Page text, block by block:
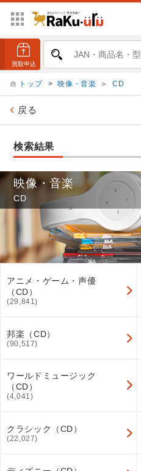
トップ > 映像・音楽 ＞ CD
戻る
検索結果
映像・音楽
CD
アニメ・ゲーム・声優
（CD）
(29,841)
邦楽（CD）
(90,517)
ワールドミュージック
（CD）
(4,041)
クラシック（CD）
(22,027)